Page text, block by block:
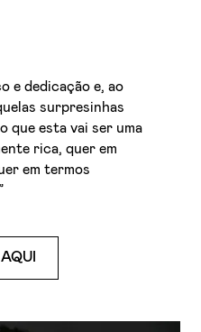
e dedicação e, ao
surpresinhas
que esta vai ser uma
rica, quer em
em termos